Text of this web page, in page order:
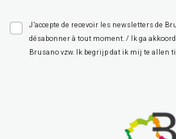
J’accepte de recevoir les newsletters de
désabonner à tout moment. / Ik ga
Brusano vzw. Ik begrijp dat ik mij te allen